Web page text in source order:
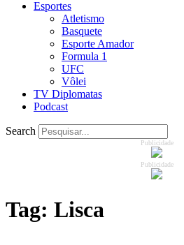
Esportes
Atletismo
Basquete
Esporte Amador
Formula 1
UFC
Vôlei
TV Diplomatas
Podcast
Search
Publicidade
Publicidade
Tag: Lisca